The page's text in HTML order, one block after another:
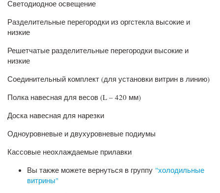
Светодиодное освещение
Разделительные перегородки из оргстекла высокие и
низкие
Решетчатые разделительные перегородки высокие и
низкие
Соединительный комплект (для установки витрин в линию)
Полка навесная для весов (L – 420 мм)
Доска навесная для нарезки
Одноуровневые и двухуровневые подиумы
Кассовые неохлаждаемые прилавки
Вы также можете вернуться в группу "холодильные
витрины"